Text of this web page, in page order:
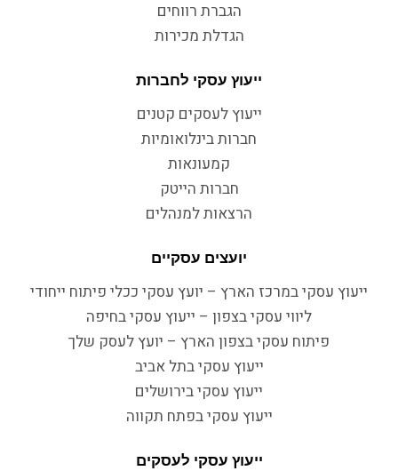
הגברת רווחים
הגדלת מכירות
ייעוץ עסקי לחברות
ייעוץ לעסקים קטנים
חברות בינלואומיות
קמעונאות
חברות הייטק
הרצאות למנהלים
יועצים עסקיים
ייעוץ עסקי במרכז הארץ – יועץ עסקי ככלי פיתוח ייחודי
ליווי עסקי בצפון – ייעוץ עסקי בחיפה
פיתוח עסקי בצפון הארץ – יועץ לעסק שלך
ייעוץ עסקי בתל אביב
ייעוץ עסקי בירושלים
ייעוץ עסקי בפתח תקווה
ייעוץ עסקי לעסקים